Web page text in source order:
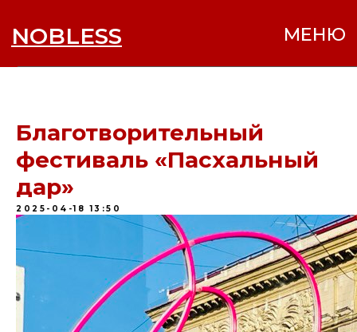
NOBLESS
Благотворительный
фестиваль «Пасхальный
дар»
2025-04-18 13:50